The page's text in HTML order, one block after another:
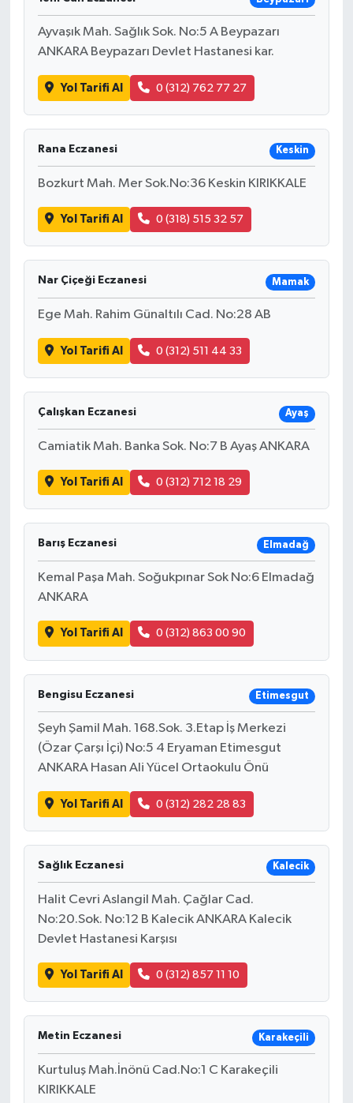
Ayvaşık Mah. Sağlık Sok. No:5 A Beypazarı
ANKARA Beypazarı Devlet Hastanesi kar.
Yol Tarifi Al 0 (312) 762 77 27
Rana Eczanesi Keskin
Bozkurt Mah. Mer Sok.No:36 Keskin KIRIKKALE
Yol Tarifi Al 0 (318) 515 32 57
Nar Çiçeği Eczanesi Mamak
Ege Mah. Rahim Günaltılı Cad. No:28 AB
Yol Tarifi Al 0 (312) 511 44 33
Çalışkan Eczanesi Ayaş
Camiatik Mah. Banka Sok. No:7 B Ayaş ANKARA
Yol Tarifi Al 0 (312) 712 18 29
Barış Eczanesi Elmadağ
Kemal Paşa Mah. Soğukpınar Sok No:6 Elmadağ
ANKARA
Yol Tarifi Al 0 (312) 863 00 90
Bengisu Eczanesi Etimesgut
Şeyh Şamil Mah. 168.Sok. 3.Etap İş Merkezi
(Özar Çarşı İçi) No:5 4 Eryaman Etimesgut
ANKARA Hasan Ali Yücel Ortaokulu Önü
Yol Tarifi Al 0 (312) 282 28 83
Sağlık Eczanesi Kalecik
Halit Cevri Aslangil Mah. Çağlar Cad.
No:20.Sok. No:12 B Kalecik ANKARA Kalecik
Devlet Hastanesi Karşısı
Yol Tarifi Al 0 (312) 857 11 10
Metin Eczanesi Karakeçili
Kurtuluş Mah.İnönü Cad.No:1 C Karakeçili
KIRIKKALE